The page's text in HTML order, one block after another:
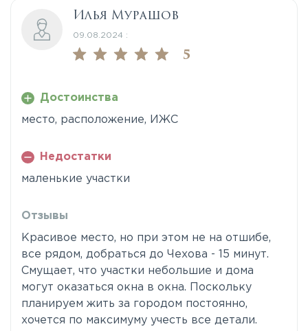
Илья Мурашов
09.08.2024 :
5
Достоинства
место, расположение, ИЖС
Недостатки
маленькие участки
Отзывы
Красивое место, но при этом не на отшибе,
все рядом, добраться до Чехова - 15 минут.
Смущает, что участки небольшие и дома
могут оказаться окна в окна. Поскольку
планируем жить за городом постоянно,
хочется по максимуму учесть все детали.